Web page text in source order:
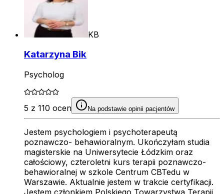
KB
Katarzyna Bik
Psycholog
5 z 110 ocen Na podstawie opinii pacjentów
Jestem psychologiem i psychoterapeutą
poznawczo- behawioralnym. Ukończyłam studia
magisterskie na Uniwersytecie Łódzkim oraz
całościowy, czteroletni kurs terapii poznawczo-
behawioralnej w szkole Centrum CBTedu w
Warszawie. Aktualnie jestem w trakcie certyfikacji.